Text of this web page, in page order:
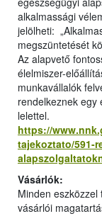
alkalmassági
jelölheti:
megszüntetését
Az alapvető
élelmiszer-
munkavállalók
rendelkeznek egy
lelettel.
https://
tajekoztato/591-
Vásárlók:
Minden
vásárlói